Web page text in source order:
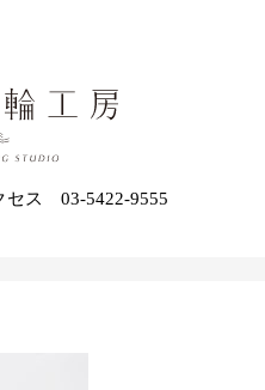
セス 03-5422-9555